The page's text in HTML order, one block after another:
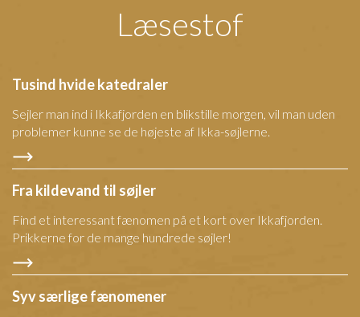
Læsestof
Tusind hvide katedraler
Sejler man ind i Ikkafjorden en blikstille morgen, vil man uden
problemer kunne se de højeste af Ikka-søjlerne.
Fra kildevand til søjler
Find et interessant fænomen på et kort over Ikkafjorden.
Prikkerne for de mange hundrede søjler!
Syv særlige fænomener